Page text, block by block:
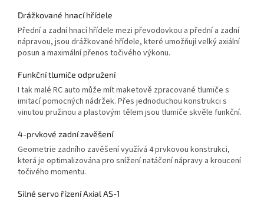
Drážkované hnací hřídele
Přední a zadní hnací hřídele mezi převodovkou a přední a zadní
nápravou, jsou drážkované hřídele, které umožňují velký axiální
posun a maximální přenos točivého výkonu.
Funkční tlumiče odpružení
I tak malé RC auto může mít maketově zpracované tlumiče s
imitací pomocných nádržek. Přes jednoduchou konstrukci s
vinutou pružinou a plastovým tělem jsou tlumiče skvěle funkční.
4-prvkové zadní zavěšení
Geometrie zadního zavěšení využívá 4 prvkovou konstrukci,
která je optimalizována pro snížení natáčení nápravy a kroucení
točivého momentu.
Silné servo řízení Axial AS-1